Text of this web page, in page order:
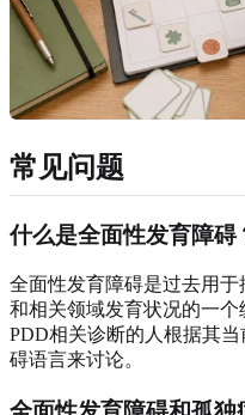
常见问题
什么是全面性发育障碍
全面性发育障碍是过去用
和相关领域发育状况的一
PDD相关诊断的人根据其
碍语言来讨论。